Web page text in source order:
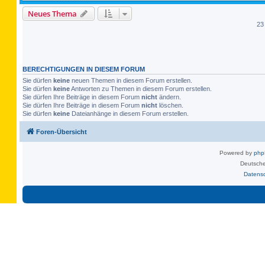
Neues Thema
23
BERECHTIGUNGEN IN DIESEM FORUM
Sie dürfen keine neuen Themen in diesem Forum erstellen.
Sie dürfen keineAntworten zu Themen in diesem Forum erstellen.
Sie dürfen Ihre Beiträge in diesem Forum nicht ändern.
Sie dürfen Ihre Beiträge in diesem Forum nicht löschen.
Sie dürfen keine Dateianhänge in diesem Forum erstellen.
Foren-Übersicht
Powered by